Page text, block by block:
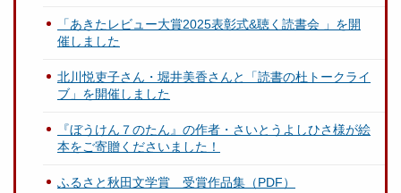
「あきたレビュー大賞2025表彰式&聴く読書会 」を開
催しました
北川悦吏子さん・堀井美香さんと「読書の杜トークライ
ブ」を開催しました
『ぼうけん７のたん』の作者・さいとうよしひさ様が絵
本をご寄贈くださいました！
ふるさと秋田文学賞 受賞作品集（PDF）